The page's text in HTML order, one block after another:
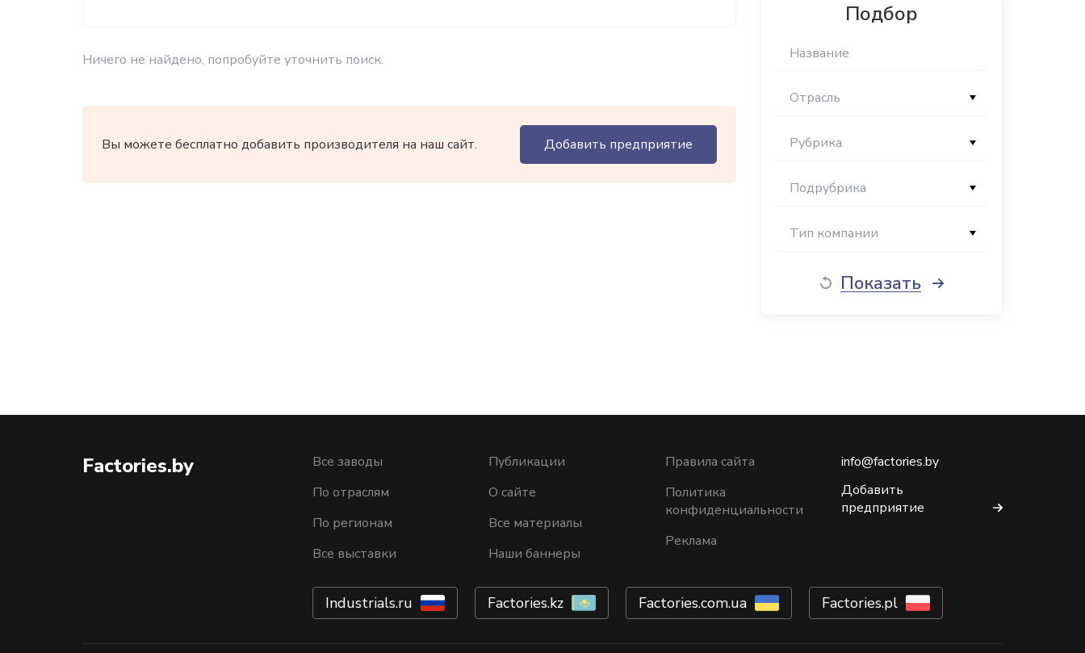
Ничего не найдено, попробуйте уточнить поиск.
Вы можете бесплатно добавить производителя на наш сайт. Добавить предприятие
Подбор
Отрасль
Рубрика
Подрубрика
Тип компании
Показать
Factories.by
Все заводы
По отраслям
По регионам
Все выставки
Публикации
О сайте
Все материалы
Наши баннеры
Правила сайта
Политика
конфиденциальности
Реклама
info@factories.by
Добавить
предприятие
Industrials.ru Factories.kz Factories.com.ua Factories.pl